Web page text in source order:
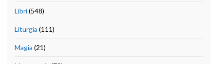
Libri(548)
Liturgia (111)
Magia (21)